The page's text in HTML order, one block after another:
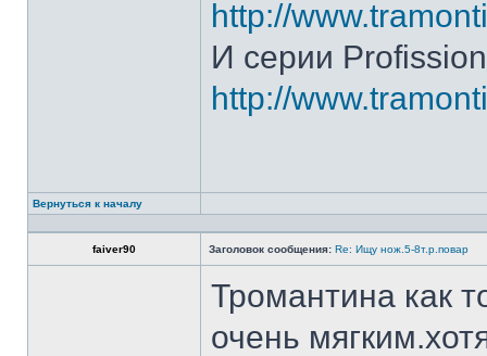
http://
И серии
http://
Вернуться к началу
faiver90 Заголовок сообщения: Re: Ищу нож.5-8т.р.повар
Тромантина как
очень